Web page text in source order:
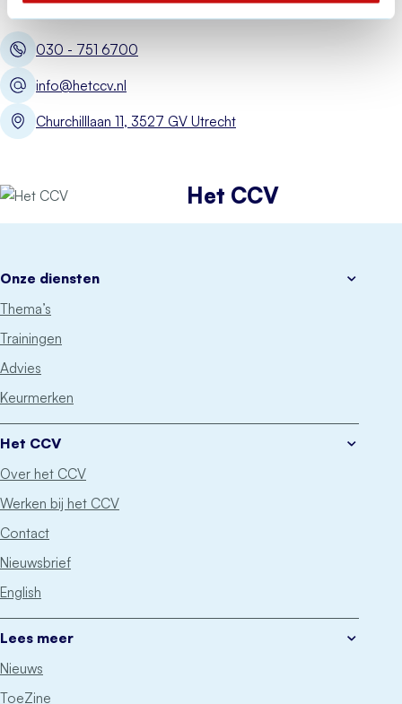
030 - 751 6700
info@hetccv.nl
Churchilllaan 11, 3527 GV Utrecht
Het CCV
Onze diensten
Thema’s
Trainingen
Advies
Keurmerken
Het CCV
Over het CCV
Werken bij het CCV
Contact
Nieuwsbrief
English
Lees meer
Nieuws
ToeZine